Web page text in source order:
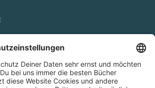
(Affiliate)